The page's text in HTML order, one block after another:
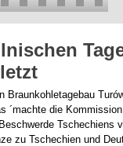
Braunkohletagebau
´machte die
Tschechiens
zu Tschechien und